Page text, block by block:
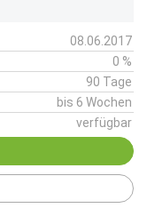
08.06.2017
0 %
90 Tage
bis 6 Wochen
verfügbar